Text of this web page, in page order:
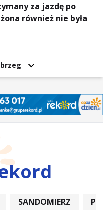
za jazdę po
również nie była
SANDOMIERZ